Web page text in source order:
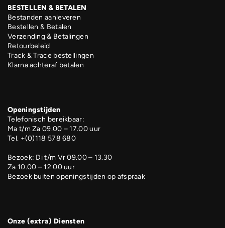
BESTELLEN & BETALEN
Bestanden aanleveren
Bestellen & Betalen
Verzending & Betalingen
Retourbeleid
Track & Trace bestellingen
Klarna achteraf betalen
Openingstijden
Telefonisch bereikbaar:
Ma t/m Za 09.00 – 17.00 uur
Tel. +(0)118 578 680
Bezoek: Di t/m Vr 09.00 – 13.30
Za 10.00 – 12.00 uur
Bezoek buiten openingstijden op afspraak
Onze (extra) Diensten